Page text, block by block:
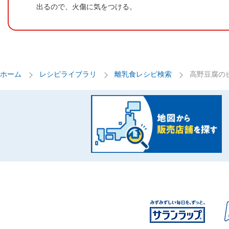
出るので、火傷に気をつける。
ホーム レシピライブラリ 離乳食レシピ検索 高野豆腐の